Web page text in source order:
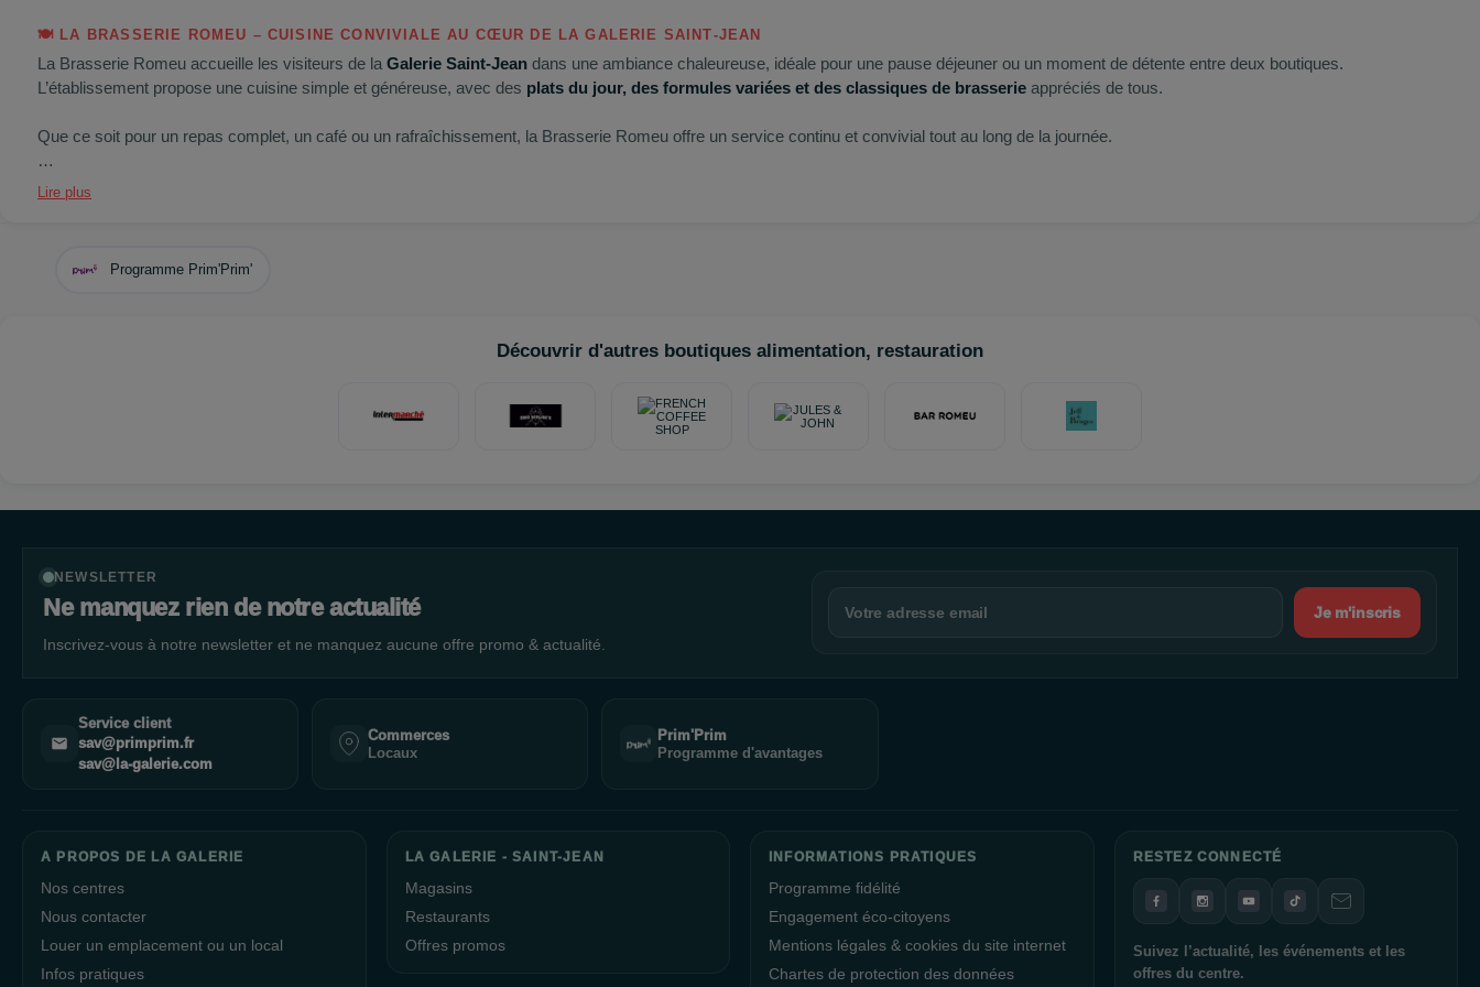
🍽️ LA BRASSERIE ROMEU – CUISINECONVIVIALE AU CŒUR DE LAGALERIE SAINT‑JEAN
La Brasserie Romeu accueille les visiteurs de la Galerie Saint‑Jean dans une ambiance chaleureuse, idéale pour une pause déjeuner ou un moment de détente entre deux boutiques.
L’établissement propose une cuisine simple et généreuse, avec des plats du jour, des formules variées et des classiques de brasserie appréciés de tous.
Que ce soit pour un repas complet, un café ou un rafraîchissement, la Brasserie Romeu offre un service continu et convivial tout au long de la journée.
🚉 Accès facile
Lire plus
Programme Prim'Prim'
Découvrir d'autres boutiques alimentation, restauration
NEWSLETTER
Ne manquez rien de notre actualité
Inscrivez-vous à notre newsletter et ne manquez aucune offre promo & actualité.
Je m'inscris
Service client
sav@primprim.fr
sav@la-galerie.com
Commerces
Locaux
Prim'Prim
Programme d'avantages
A PROPOS DE LA GALERIE
Nos centres
Nous contacter
Louer un emplacement ou un local
Infos pratiques
LA GALERIE - SAINT-JEAN
Magasins
Restaurants
Offres promos
INFORMATIONS PRATIQUES
Programme fidélité
Engagement éco-citoyens
Mentions légales & cookies du site internet
Chartes de protection des données
RESTEZ CONNECTÉ
Suivez l’actualité, les événements et les
offres du centre.